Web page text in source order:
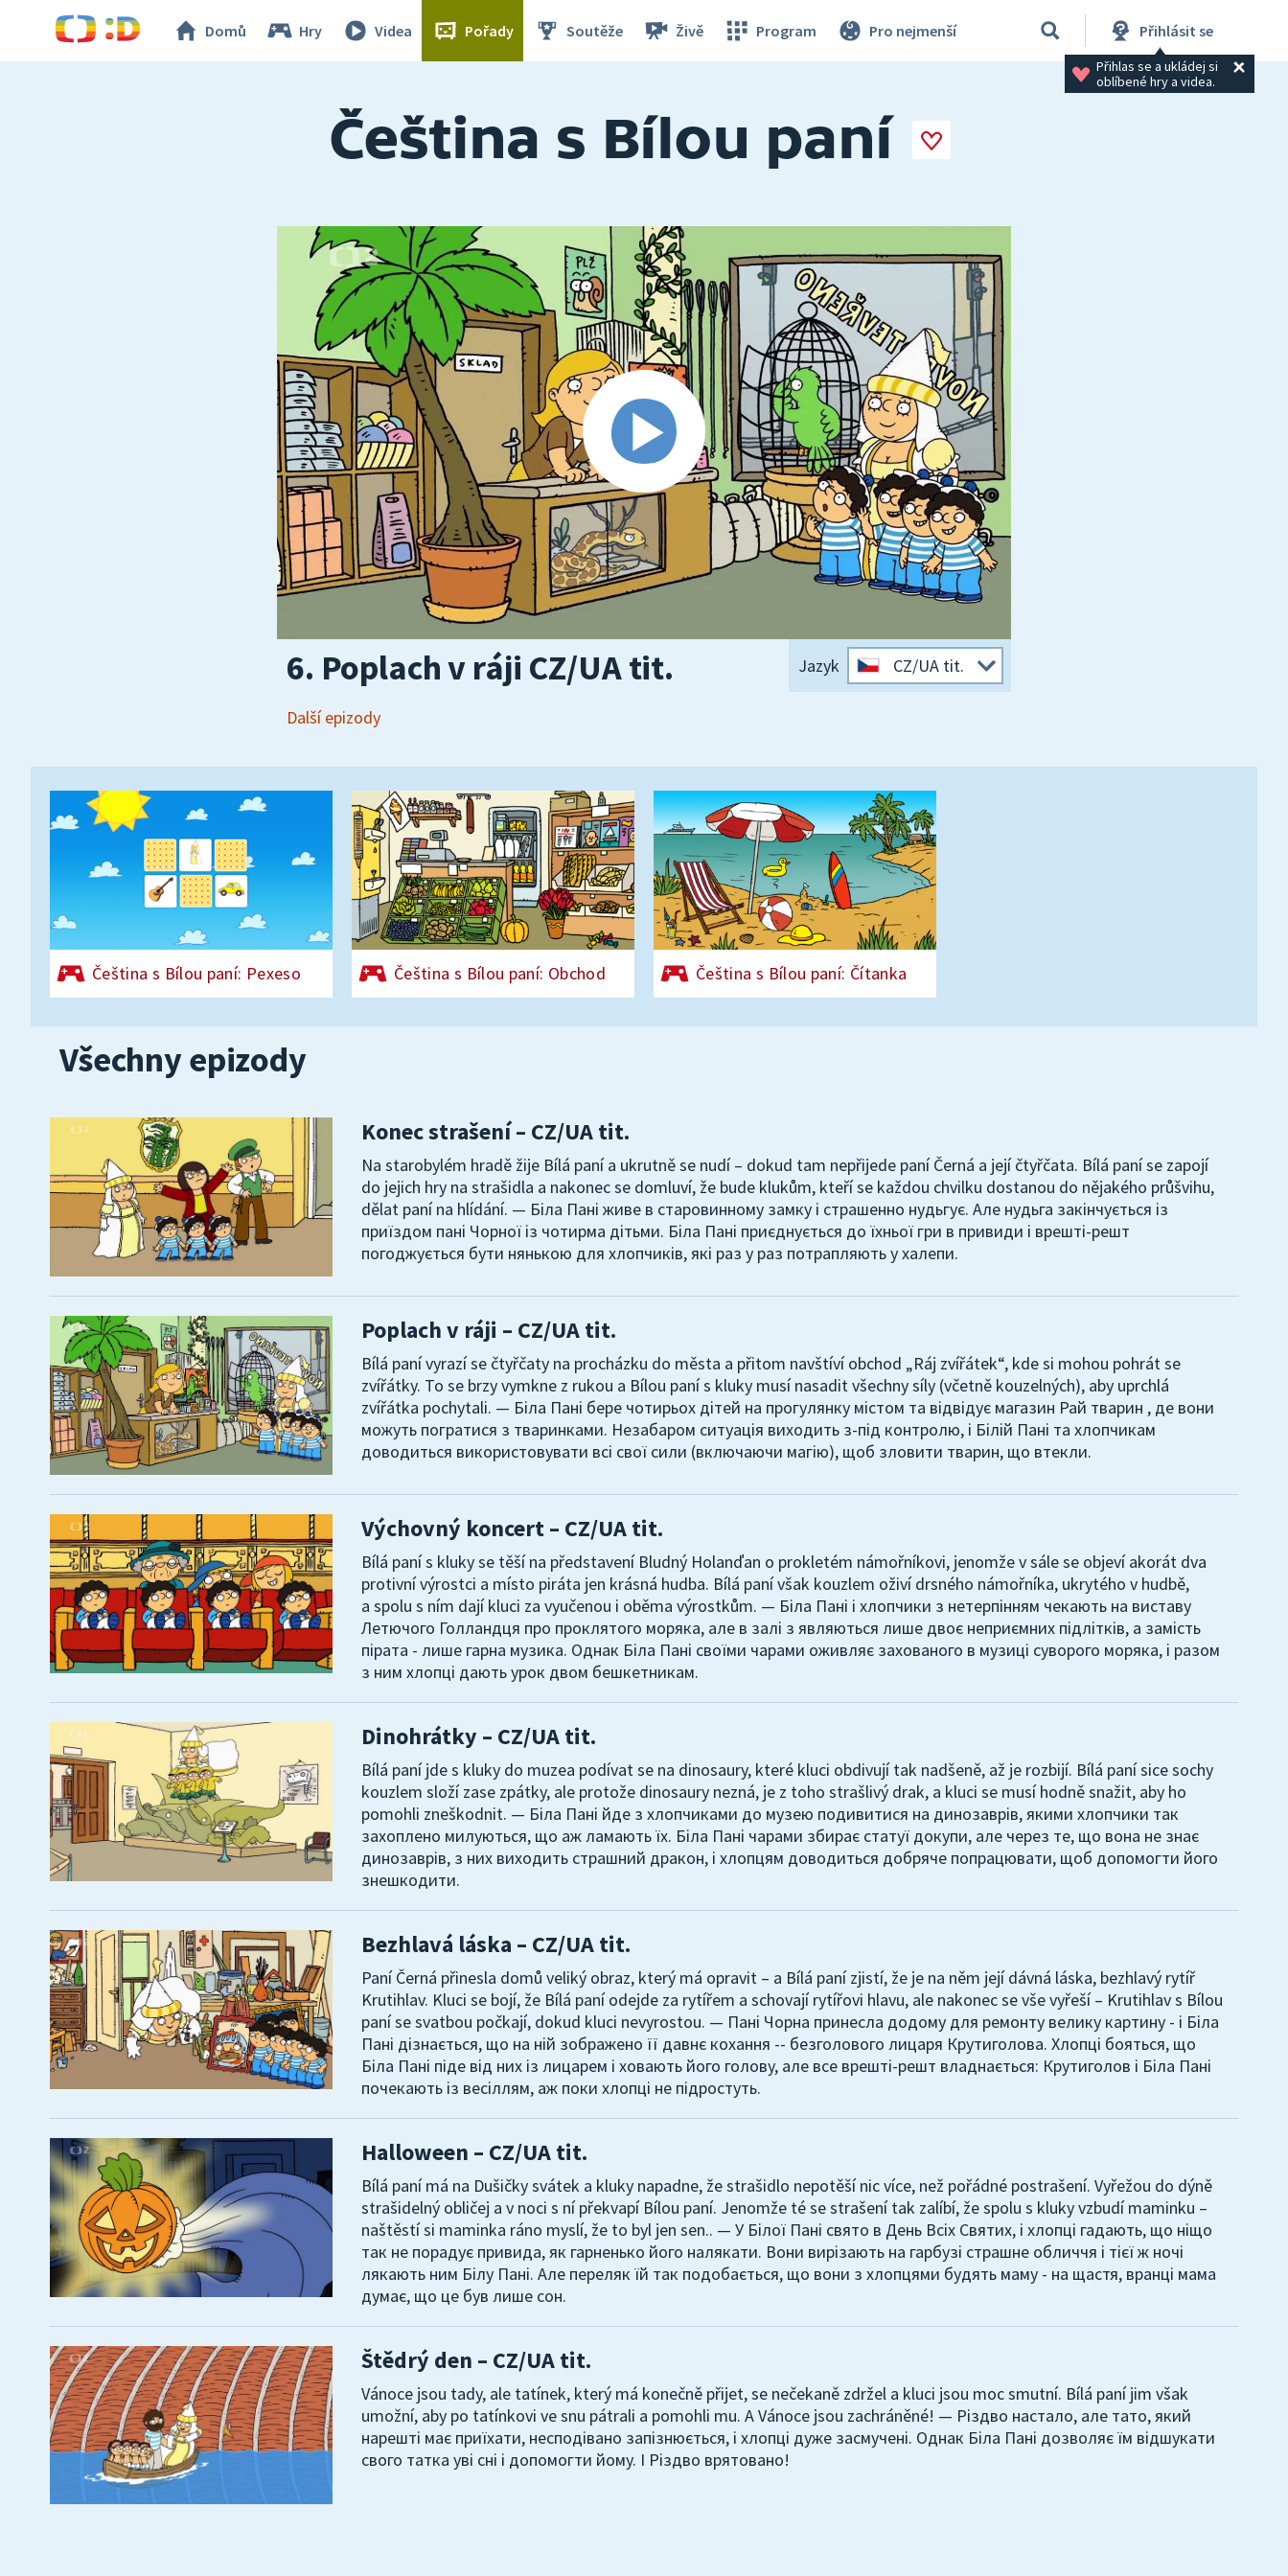
Domů Hry Videa Pořady Soutěže Živě Program Pro nejmenší Přihlásit se
Přihlas se a ukládej si
oblíbené hry a videa.
Čeština s Bílou paní
6. Poplach v ráji CZ/UA tit.
Další epizody
Jazyk CZ/UA tit.
Čeština s Bílou paní: Pexeso Čeština s Bílou paní: Obchod Čeština s Bílou paní: Čítanka
Všechny epizody
Konec strašení – CZ/UA tit.
Na starobylém hradě žije Bílá paní a ukrutně se nudí – dokud tam nepřijede paní Černá a její čtyřčata. Bílá paní se zapojí
do jejich hry na strašidla a nakonec se domluví, že bude klukům, kteří se každou chvilku dostanou do nějakého průšvihu,
dělat paní na hlídání. — Біла Пані живе в старовинному замку і страшенно нудьгує. Але нудьга закінчується із
приїздом пані Чорної із чотирма дітьми. Біла Пані приєднується до їхньої гри в привиди і врешті-решт
погоджується бути нянькою для хлопчиків, які раз у раз потрапляють у халепи.
Poplach v ráji – CZ/UA tit.
Bílá paní vyrazí se čtyřčaty na procházku do města a přitom navštíví obchod „Ráj zvířátek“, kde si mohou pohrát se
zvířátky. To se brzy vymkne z rukou a Bílou paní s kluky musí nasadit všechny síly (včetně kouzelných), aby uprchlá
zvířátka pochytali. — Біла Пані бере чотирьох дітей на прогулянку містом та відвідує магазин Рай тварин , де вони
можуть погратися з тваринками. Незабаром ситуація виходить з-під контролю, і Білій Пані та хлопчикам
доводиться використовувати всі свої сили (включаючи магію), щоб зловити тварин, що втекли.
Výchovný koncert – CZ/UA tit.
Bílá paní s kluky se těší na představení Bludný Holanďan o prokletém námořníkovi, jenomže v sále se objeví akorát dva
protivní výrostci a místo piráta jen krásná hudba. Bílá paní však kouzlem oživí drsného námořníka, ukrytého v hudbě,
a spolu s ním dají kluci za vyučenou i oběma výrostkům. — Біла Пані і хлопчики з нетерпінням чекають на виставу
Летючого Голландця про проклятого моряка, але в залі з являються лише двоє неприємних підлітків, а замість
пірата - лише гарна музика. Однак Біла Пані своїми чарами оживляє захованого в музиці суворого моряка, і разом
з ним хлопці дають урок двом бешкетникам.
Dinohrátky – CZ/UA tit.
Bílá paní jde s kluky do muzea podívat se na dinosaury, které kluci obdivují tak nadšeně, až je rozbijí. Bílá paní sice sochy
kouzlem složí zase zpátky, ale protože dinosaury nezná, je z toho strašlivý drak, a kluci se musí hodně snažit, aby ho
pomohli zneškodnit. — Біла Пані йде з хлопчиками до музею подивитися на динозаврів, якими хлопчики так
захоплено милуються, що аж ламають їх. Біла Пані чарами збирає статуї докупи, але через те, що вона не знає
динозаврів, з них виходить страшний дракон, і хлопцям доводиться добряче попрацювати, щоб допомогти його
знешкодити.
Bezhlavá láska – CZ/UA tit.
Paní Černá přinesla domů veliký obraz, který má opravit – a Bílá paní zjistí, že je na něm její dávná láska, bezhlavý rytíř
Krutihlav. Kluci se bojí, že Bílá paní odejde za rytířem a schovají rytířovi hlavu, ale nakonec se vše vyřeší – Krutihlav s Bílou
paní se svatbou počkají, dokud kluci nevyrostou. — Пані Чорна принесла додому для ремонту велику картину - і Біла
Пані дізнається, що на ній зображено її давнє кохання -- безголового лицаря Крутиголова. Хлопці бояться, що
Біла Пані піде від них із лицарем і ховають його голову, але все врешті-решт владнається: Крутиголов і Біла Пані
почекають із весіллям, аж поки хлопці не підростуть.
Halloween – CZ/UA tit.
Bílá paní má na Dušičky svátek a kluky napadne, že strašidlo nepotěší nic více, než pořádné postrašení. Vyřežou do dýně
strašidelný obličej a v noci s ní překvapí Bílou paní. Jenomže té se strašení tak zalíbí, že spolu s kluky vzbudí maminku –
naštěstí si maminka ráno myslí, že to byl jen sen.. — У Білої Пані свято в День Всіх Святих, і хлопці гадають, що ніщо
так не порадує привида, як гарненько його налякати. Вони вирізають на гарбузі страшне обличчя і тієї ж ночі
лякають ним Білу Пані. Але переляк їй так подобається, що вони з хлопцями будять маму - на щастя, вранці мама
думає, що це був лише сон.
Štědrý den – CZ/UA tit.
Vánoce jsou tady, ale tatínek, který má konečně přijet, se nečekaně zdržel a kluci jsou moc smutní. Bílá paní jim však
umožní, aby po tatínkovi ve snu pátrali a pomohli mu. A Vánoce jsou zachráněné! — Різдво настало, але тато, який
нарешті має приїхати, несподівано запізнюється, і хлопці дуже засмучені. Однак Біла Пані дозволяє їм відшукати
свого татка уві сні і допомогти йому. І Різдво врятовано!